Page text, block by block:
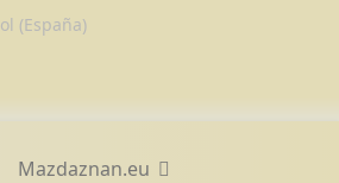
Mazdaznan.eu